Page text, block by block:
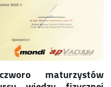
maturzystów